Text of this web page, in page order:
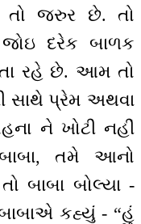
તો જરુર છે. તો
દરેક બાળક
રહે છે. આમ તો
સાથે પ્રેમ અથવા
ને ખોટી નહીં
તમે આનો
બાબા બોલ્યા -
કહ્યું - “હું